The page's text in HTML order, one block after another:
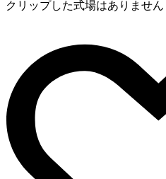
クリップした式場はありません